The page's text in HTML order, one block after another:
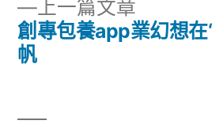
導
覽
上一篇文章
一
創專包養app業幻想在
帆